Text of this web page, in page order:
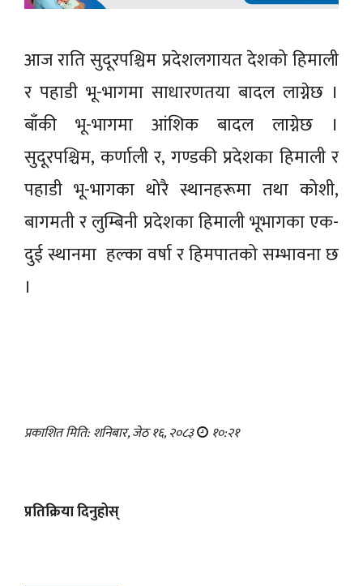
आज राति सुदूरपश्चिम प्रदेशलगायत देशको हिमाली
र पहाडी भू-भागमा साधारणतया बादल लाग्नेछ ।
बाँकी भू-भागमा आंशिक बादल लाग्नेछ ।
सुदूरपश्चिम, कर्णाली र, गण्डकी प्रदेशका हिमाली र
पहाडी भू-भागका थोरै स्थानहरूमा तथा कोशी,
बागमती र लुम्बिनी प्रदेशका हिमाली भूभागका एक-
दुई स्थानमा हल्का वर्षा र हिमपातको सम्भावना छ
।
प्रकाशित मिति: शनिबार, जेठ १६, २०८३ १०:२१
प्रतिक्रिया दिनुहोस्